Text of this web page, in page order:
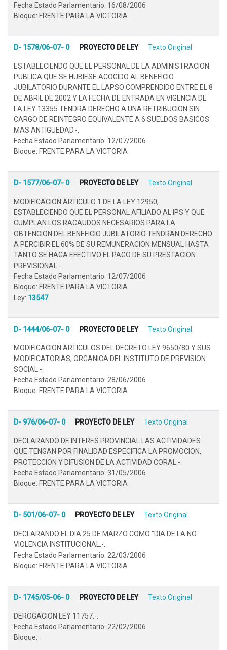
Fecha Estado Parlamentario: 16/08/2006
Bloque: FRENTE PARA LA VICTORIA
D- 1578/06-07- 0 PROYECTO DE LEY Texto Original
ESTABLECIENDO QUE EL PERSONAL DE LA ADMINISTRACION
PUBLICA QUE SE HUBIESE ACOGIDO AL BENEFICIO
JUBILATORIO DURANTE EL LAPSO COMPRENDIDO ENTRE EL 8
DE ABRIL DE 2002 Y LA FECHA DE ENTRADA EN VIGENCIA DE
LA LEY 13355 TENDRA DERECHO A UNA RETRIBUCION SIN
CARGO DE REINTEGRO EQUIVALENTE A 6 SUELDOS BASICOS
MAS ANTIGUEDAD.-.
Fecha Estado Parlamentario: 12/07/2006
Bloque: FRENTE PARA LA VICTORIA
D- 1577/06-07- 0 PROYECTO DE LEY Texto Original
MODIFICACION ARTICULO 1 DE LA LEY 12950,
ESTABLECIENDO QUE EL PERSONAL AFILIADO AL IPS Y QUE
CUMPLAN LOS RACAUDOS NECESARIOS PARA LA
OBTENCION DEL BENEFICIO JUBILATORIO TENDRAN DERECHO
A PERCIBIR EL 60% DE SU REMUNERACION MENSUAL HASTA
TANTO SE HAGA EFECTIVO EL PAGO DE SU PRESTACION
PREVISIONAL.-.
Fecha Estado Parlamentario: 12/07/2006
Bloque: FRENTE PARA LA VICTORIA
Ley: 13547
D- 1444/06-07- 0 PROYECTO DE LEY Texto Original
MODIFICACION ARTICULOS DEL DECRETO LEY 9650/80 Y SUS
MODIFICATORIAS, ORGANICA DEL INSTITUTO DE PREVISION
SOCIAL.-.
Fecha Estado Parlamentario: 28/06/2006
Bloque: FRENTE PARA LA VICTORIA
D- 976/06-07- 0 PROYECTO DE LEY Texto Original
DECLARANDO DE INTERES PROVINCIAL LAS ACTIVIDADES
QUE TENGAN POR FINALIDAD ESPECIFICA LA PROMOCION,
PROTECCION Y DIFUSION DE LA ACTIVIDAD CORAL.-.
Fecha Estado Parlamentario: 31/05/2006
Bloque: FRENTE PARA LA VICTORIA
D- 501/06-07- 0 PROYECTO DE LEY Texto Original
DECLARANDO EL DIA 25 DE MARZO COMO "DIA DE LA NO
VIOLENCIA INSTITUCIONAL.-.
Fecha Estado Parlamentario: 22/03/2006
Bloque: FRENTE PARA LA VICTORIA
D- 1745/05-06- 0 PROYECTO DE LEY Texto Original
DEROGACION LEY 11757.-.
Fecha Estado Parlamentario: 22/02/2006
Bloque: